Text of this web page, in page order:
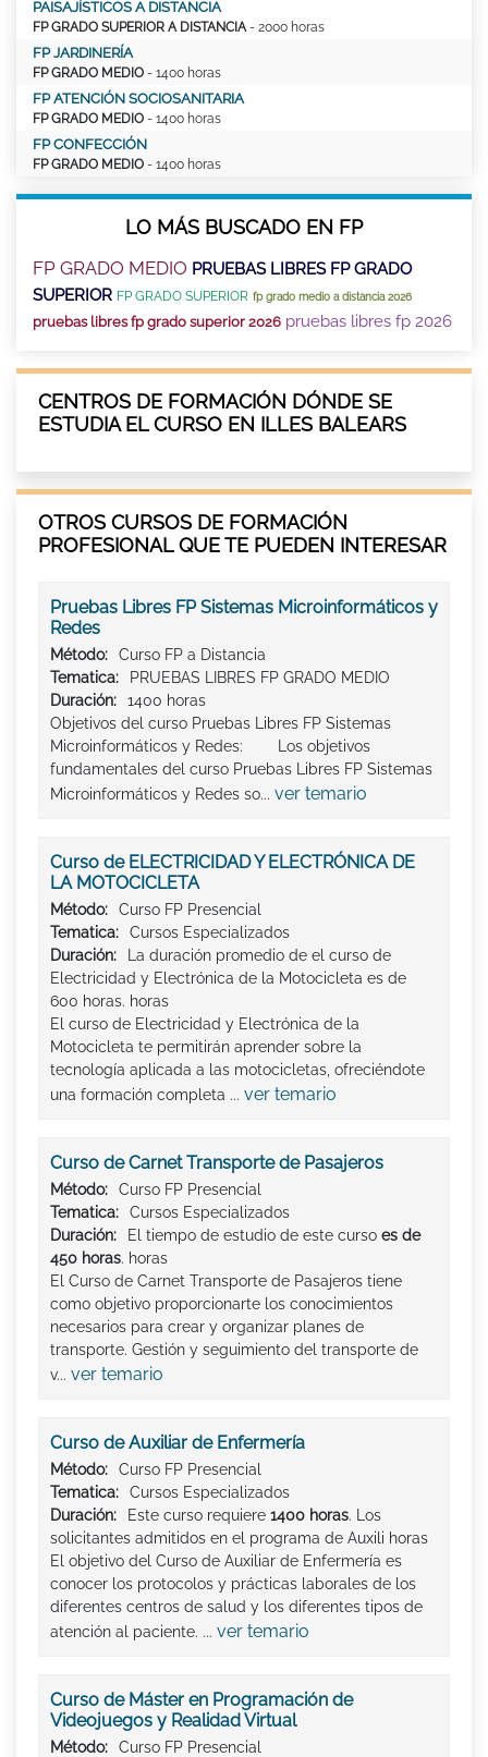
PAISAJÍSTICOS A DISTANCIA
FP GRADO SUPERIOR A DISTANCIA - 2000 horas
FP JARDINERÍA
FP GRADO MEDIO - 1400 horas
FP ATENCIÓN SOCIOSANITARIA
FP GRADO MEDIO - 1400 horas
FP CONFECCIÓN
FP GRADO MEDIO - 1400 horas
LO MÁS BUSCADO EN FP
FP GRADO MEDIO PRUEBAS LIBRES FP GRADO
SUPERIOR FP GRADO SUPERIOR fp grado medio a distancia 2026
pruebas libres fp grado superior 2026 pruebas libres fp 2026
CENTROS DE FORMACIÓN DÓNDE SE
ESTUDIA EL CURSO EN ILLES BALEARS
OTROS CURSOS DE FORMACIÓN
PROFESIONAL QUE TE PUEDEN INTERESAR
Pruebas Libres FP Sistemas Microinformáticos y
Redes
Método:
Curso FP a Distancia
Tematica:
PRUEBAS LIBRES FP GRADO MEDIO
Duración:
1400 horas
Objetivos del curso Pruebas Libres FP Sistemas
Microinformáticos y Redes: Los objetivos
fundamentales del curso Pruebas Libres FP Sistemas
Microinformáticos y Redes so... ver temario
Curso de ELECTRICIDAD Y ELECTRÓNICA DE
LA MOTOCICLETA
Método:
Curso FP Presencial
Tematica:
Cursos Especializados
Duración:
La duración promedio de el curso de
Electricidad y Electrónica de la Motocicleta es de
600 horas. horas
El curso de Electricidad y Electrónica de la
Motocicleta te permitirán aprender sobre la
tecnología aplicada a las motocicletas, ofreciéndote
una formación completa ... ver temario
Curso de Carnet Transporte de Pasajeros
Método:
Curso FP Presencial
Tematica:
Cursos Especializados
Duración:
El tiempo de estudio de este curso es de
450 horas. horas
El Curso de Carnet Transporte de Pasajeros tiene
como objetivo proporcionarte los conocimientos
necesarios para crear y organizar planes de
transporte. Gestión y seguimiento del transporte de
v... ver temario
Curso de Auxiliar de Enfermería
Método:
Curso FP Presencial
Tematica:
Cursos Especializados
Duración:
Este curso requiere 1400 horas. Los
solicitantes admitidos en el programa de Auxili horas
El objetivo del Curso de Auxiliar de Enfermería es
conocer los protocolos y prácticas laborales de los
diferentes centros de salud y los diferentes tipos de
atención al paciente. ... ver temario
Curso de Máster en Programación de
Videojuegos y Realidad Virtual
Método:
Curso FP Presencial